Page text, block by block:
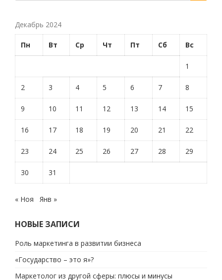
Декабрь 2024
Пн Вт Ср Чт Пт Сб Вс
1
2 3 4 5 6 7 8
9 10 11 12 13 14 15
16 17 18 19 20 21 22
23 24 25 26 27 28 29
30 31
« Ноя Янв »
НОВЫЕ ЗАПИСИ
Роль маркетинга в развитии бизнеса
«Государство – это я»?
Маркетолог из другой сферы: плюсы и минусы